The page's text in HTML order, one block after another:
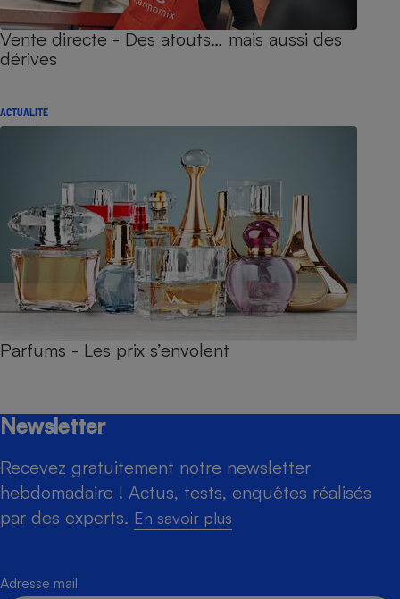
Vente directe - Des atouts… mais aussi des
dérives
ACTUALITÉ
Parfums - Les prix s’envolent
Newsletter
Recevez gratuitement notre newsletter
hebdomadaire ! Actus, tests, enquêtes réalisés
par des experts. En savoir plus
Adresse mail